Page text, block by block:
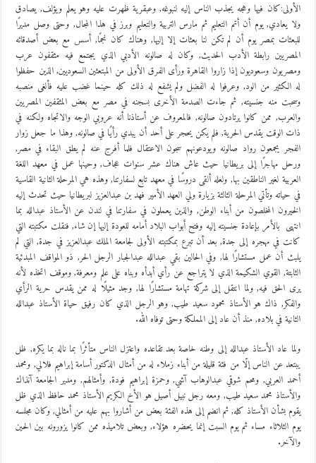
الأولى:كان فيها وهجه يجذب الناس إليه لنبوغه, وعبقرية ظهرت عليه وهو يعلم ويؤلف, يصادق
ولا يعادي, يوم أن أتم التعليم ثم مارس التربية والتعليم وبرز في هذا المجال, وحتى وصل مديرًا
للبعثات بمصر يوم أن لم تكن لنا بعثات إلا إليها, وهناك كان نجمًا, أسس مع بعض أصدقائه
المصريين رابطة الأدب الحديث, وكان له صالونه الأدبي الذي يجتمع فيه مثقفون عرب
ومصريون وسعوديون إذا زاروا القاهرة ورأى الفرق الأولى من المبتعثين السعوديين, الذين حفظوا
له الكثير من الود, وعرفوا له الفضل ولم يشفع له ذلك كله حينما غضب عليه فألغى منصبه
وسحبت منه جنسيته, ثم جاءت الصدمة الأخرى بسجنه في مصر مع بعض المثقفين المصريين
والعرب, ممن كانوا يرتادون صالونه, فالمعروف عن أستاذنا أنه عروبي الوجه والاتجاه ولكنه في
ذات الوقت يقدس الحرية, فلم يكن يحجر على أحد أن يبدي رأيًا في صالونه, وهذا ما جعل زوار
الفجر يجمعون رواد صالونه ويودعونهم سجون الاعتقال فلما أفرج عنه لم يطق البقاء في مصر,
ورحل مهاجرًا إلى بريطانيا حيث عاش هناك عشر سنوات عجاف, وحينها عمل في معهد اللغة
العربية لغير الناطقين بها, ولعله ألقى دروسًا في معهد تابع لسفارتنا, وهذه هي المرحلة الثانية القاسية
في حياته وتأتي المرحلة الثالثة بزيارة ولي العهد الأمير فهد بن عبدالعزيز لبريطانيا حيث تحدث إليه
الخيرون المخلصون من أبناء الوطن, والذين يعملون في سفارتنا في لندن عن الأستاذ عبدالله بما
انتهى بالأمر بإعادة جنسيته إليه وفتح أبواب البلاد أمامه للعودة إليها إن شاء, فنقلت مكتبته التي
كانت في مهجره إلى جدة, بعد أن تبرع بمكتبته الأولى لجامعة الملك عبدالعزيز في جدة, التي لم
يلبث أن عمل مستشارًا لها, وفي الحالين بقي عبدالله عبدالجبار الرجل الحر, ذو المواقف المبدئية
الثابتة, القوي الشكيمة الذي لا يتراجع عن رأي أبدأه وبناه على علم ومعرفة, وموقف اتخذه لأنه
يرى الحق فيه, ولما انتقل إلى شركة تهامة مستشارًا لها, وجد مثيلًا له ممن يقدس حرية الرأي
والفكر, ذاك هو الأستاذ محمود سعيد طيب, وهو الرجل الذي كان رفيق حياة الأستاذ عبدالله
الثانية في بلاده, منذ أن عاد إلى المملكة وحتى توفاه الله.
ولما عاد الأستاذ عبدالله إلى وطنه خاصة بعد تقاعده واعتزل الناس متأثرًا بما ناله بما يكره, ظل
يبتعد عن الناس إلّا من فئة قليلة من أبناء زملاء له من أمثال الدكتور أسامة إبراهيم فلالي, ومحمد
أحمد العربي, ومحم شوقي عبدالوهاب آشي, وحمزة إبراهيم فودة, وأمثالهم, ومدير الجامعة آنذاك
والأستاذ محمد سعيد طيب, ومعه رجل نبيل أصيل هو الأخ الكريم الأستاذ محمد حافظ الذي ظل
يقوم بشأن الأستاذ كله, ثم انضم إلى هذه الفئة بعض من أشاروا بهم عليه من أمثالي, وكان مجلسه
يوم الثلاثاء مساء ثم يوم السبت إنما يحضره هؤلاء, وبعض تلاميذه ممن كانوا يزورونه بين الحين
والآخر.